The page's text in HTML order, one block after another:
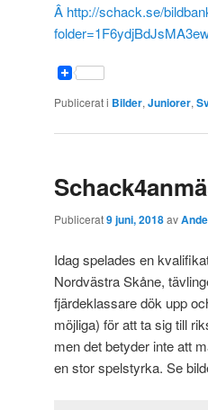
Â http://schack.se/
Publicerat i Bilder, Juniorer,
Publicerat9 juni, 2018av
Idag spelades en
Nordvästra Skåne,
fjärdeklassare dök upp
möjliga) för att ta sig till
men det betyder inte att
en stor spelstyrka. Se